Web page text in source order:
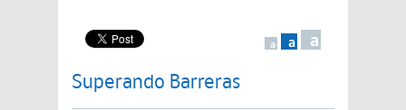
a a a
Superando Barreras